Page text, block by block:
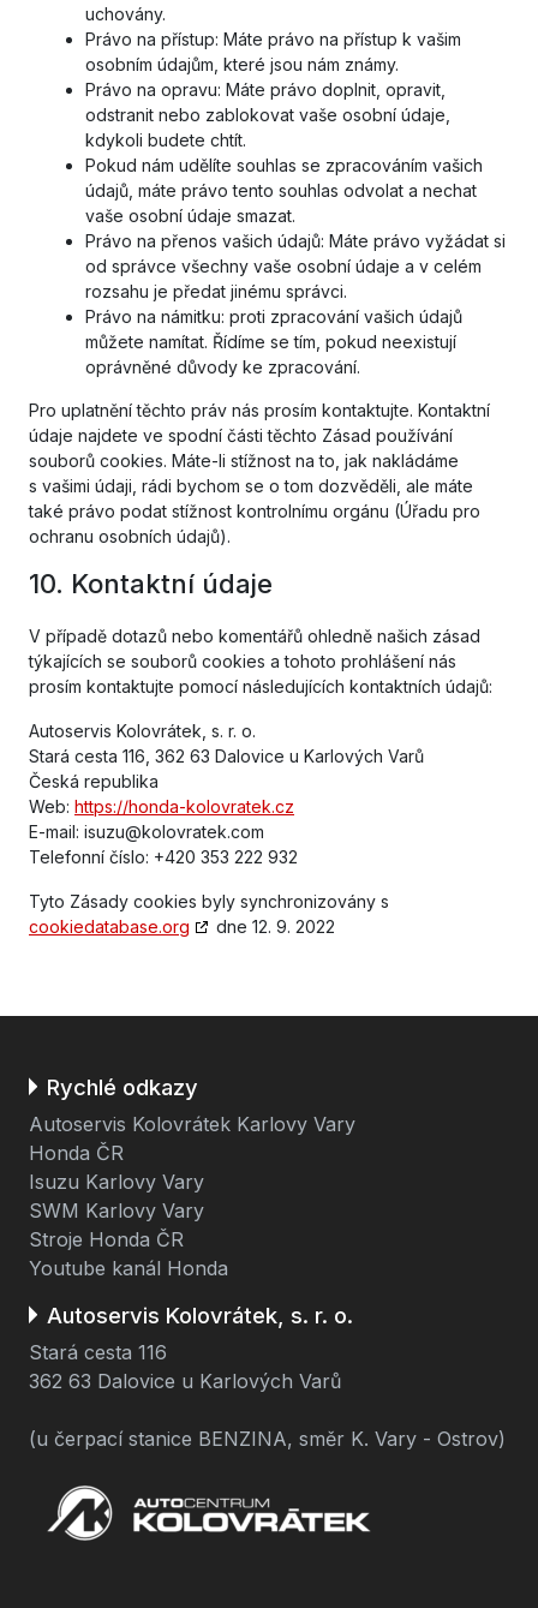
uchovány.
Právo na přístup: Máte právo na přístup k vašim
osobním údajům, které jsou nám známy.
Právo na opravu: Máte právo doplnit, opravit,
odstranit nebo zablokovat vaše osobní údaje,
kdykoli budete chtít.
Pokud nám udělíte souhlas se zpracováním vašich
údajů, máte právo tento souhlas odvolat a nechat
vaše osobní údaje smazat.
Právo na přenos vašich údajů: Máte právo vyžádat si
od správce všechny vaše osobní údaje a v celém
rozsahu je předat jinému správci.
Právo na námitku: proti zpracování vašich údajů
můžete namítat. Řídíme se tím, pokud neexistují
oprávněné důvody ke zpracování.
Pro uplatnění těchto práv nás prosím kontaktujte. Kontaktní
údaje najdete ve spodní části těchto Zásad používání
souborů cookies. Máte-li stížnost na to, jak nakládáme
s vašimi údaji, rádi bychom se o tom dozvěděli, ale máte
také právo podat stížnost kontrolnímu orgánu (Úřadu pro
ochranu osobních údajů).
10. Kontaktní údaje
V případě dotazů nebo komentářů ohledně našich zásad
týkajících se souborů cookies a tohoto prohlášení nás
prosím kontaktujte pomocí následujících kontaktních údajů:
Autoservis Kolovrátek, s. r. o.
Stará cesta 116, 362 63 Dalovice u Karlových Varů
Česká republika
Web: https://honda-kolovratek.cz
E-mail: isuzu@kolovratek.com
Telefonní číslo: +420 353 222 932
Tyto Zásady cookies byly synchronizovány s
cookiedatabase.org
dne 12. 9. 2022
Rychlé odkazy
Autoservis Kolovrátek Karlovy Vary
Honda ČR
Isuzu Karlovy Vary
SWM Karlovy Vary
Stroje Honda ČR
Youtube kanál Honda
Autoservis Kolovrátek, s. r. o.
Stará cesta 116
362 63 Dalovice u Karlových Varů
(u čerpací stanice BENZINA, směr K. Vary - Ostrov)